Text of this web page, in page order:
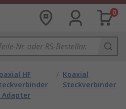
0
HF
Adapter
/ Koaxial
Steckverbinder